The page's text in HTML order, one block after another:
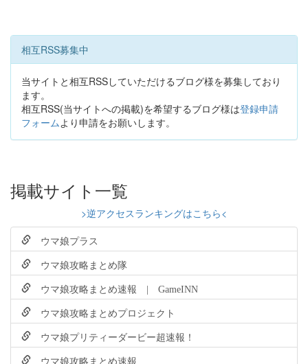
相互RSS募集中
当サイトと相互RSSしていただけるブログ様を募集しており
ます。
相互RSS(当サイトへの掲載)を希望するブログ様は登録申請
フォームより申請をお願いします。
掲載サイト一覧
>逆アクセスランキングはこちら<
ウマ娘プラス
ウマ娘攻略まとめ隊
ウマ娘攻略まとめ速報 | GameINN
ウマ娘攻略まとめプロジェクト
ウマ娘プリティーダービー超速報！
ウマ娘攻略まとめ速報